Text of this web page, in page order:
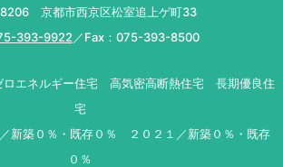
京都市西京区松室追上ゲ町33
393-9922 ／Fax：075-393-8500
エネルギー住宅 高気密高断熱住宅 長期優良住
宅
新築０％・既存０％ ２０２１／新築０％・既存
０％